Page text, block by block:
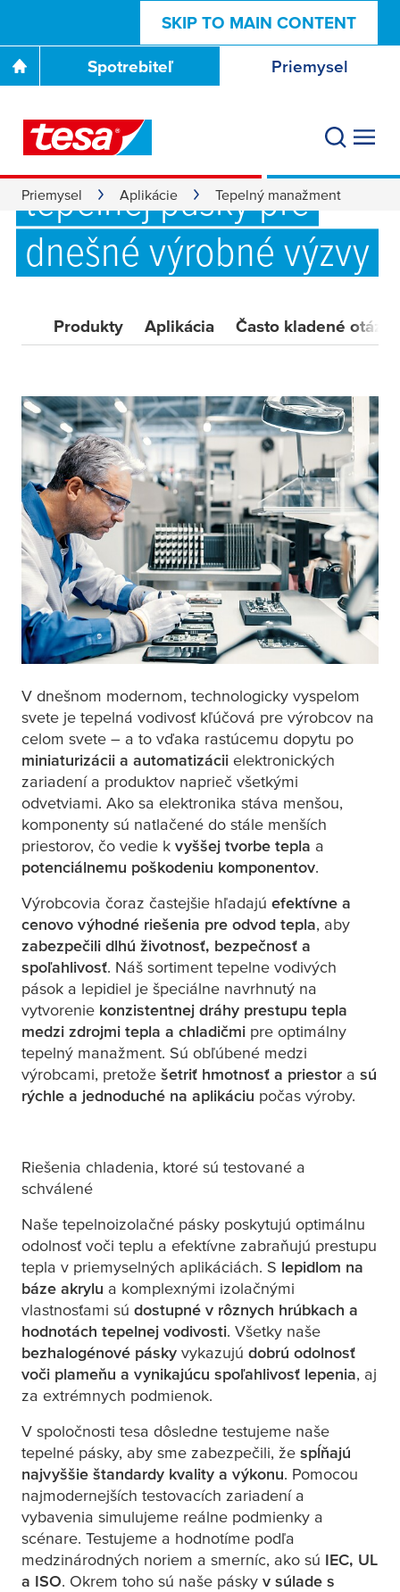
SKIP TO MAIN CONTENT
Spotrebiteľ Priemysel
Priemysel Aplikácie Tepelný manažment
Pokročilé riešenia
tepelnej pásky pre
dnešné výrobné výzvy
Produkty Aplikácia Často kladené otázky
V dnešnom modernom, technologicky vyspelom
svete je tepelná vodivosť kľúčová pre výrobcov na
celom svete – a to vďaka rastúcemu dopytu po
miniaturizácii a automatizácii elektronických
zariadení a produktov naprieč všetkými
odvetviami. Ako sa elektronika stáva menšou,
komponenty sú natlačené do stále menších
priestorov, čo vedie k vyššej tvorbe tepla a
potenciálnemu poškodeniu komponentov.
Výrobcovia čoraz častejšie hľadajú efektívne a
cenovo výhodné riešenia pre odvod tepla, aby
zabezpečili dlhú životnosť, bezpečnosť a
spoľahlivosť. Náš sortiment tepelne vodivých
pások a lepidiel je špeciálne navrhnutý na
vytvorenie konzistentnej dráhy prestupu tepla
medzi zdrojmi tepla a chladičmi pre optimálny
tepelný manažment. Sú obľúbené medzi
výrobcami, pretože šetriť hmotnosť a priestor a sú
rýchle a jednoduché na aplikáciu počas výroby.
Riešenia chladenia, ktoré sú testované a
schválené
Naše tepelnoizolačné pásky poskytujú optimálnu
odolnosť voči teplu a efektívne zabraňujú prestupu
tepla v priemyselných aplikáciách. S lepidlom na
báze akrylu a komplexnými izolačnými
vlastnosťami sú dostupné v rôznych hrúbkach a
hodnotách tepelnej vodivosti. Všetky naše
bezhalogénové pásky vykazujú dobrú odolnosť
voči plameňu a vynikajúcu spoľahlivosť lepenia, aj
za extrémnych podmienok.
V spoločnosti tesa dôsledne testujeme naše
tepelné pásky, aby sme zabezpečili, že spĺňajú
najvyššie štandardy kvality a výkonu. Pomocou
najmodernejších testovacích zariadení a
vybavenia simulujeme reálne podmienky a
scénare. Testujeme a hodnotíme podľa
medzinárodných noriem a smerníc, ako sú IEC, UL
a ISO. Okrem toho sú naše pásky v súlade s